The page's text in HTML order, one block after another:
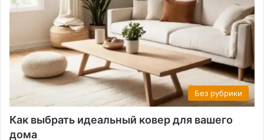
Без рубрики
Как выбрать идеальный ковер для вашего
дома